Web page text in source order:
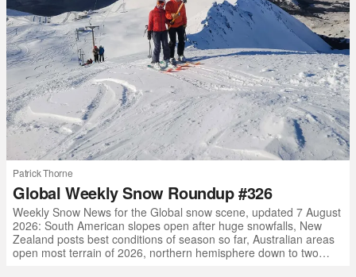
Patrick Thorne
Global Weekly Snow Roundup #326
Weekly Snow News for the Global snow scene, updated 7 August
2026: South American slopes open after huge snowfalls, New
Zealand posts best conditions of season so far, Australian areas
open most terrain of 2026, northern hemisphere down to two